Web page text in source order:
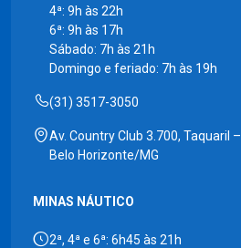
4ª: 9h às 22h
6ª: 9h às 17h
Sábado: 7h às 21h
Domingo e feriado: 7h às 19h
(31) 3517-3050
Av. Country Club 3.700, Taquaril –
Belo Horizonte/MG
MINAS NÁUTICO
2ª, 4ª e 6ª: 6h45 às 21h